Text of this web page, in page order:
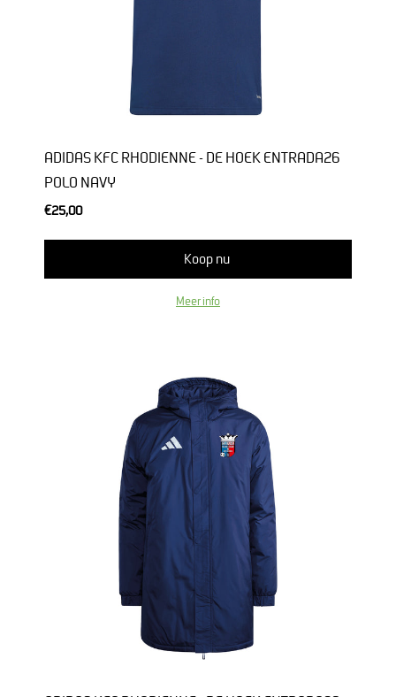
ADIDAS KFC RHODIENNE - DE HOEK ENTRADA26
POLO NAVY
€25,00
Koop nu
Meer info